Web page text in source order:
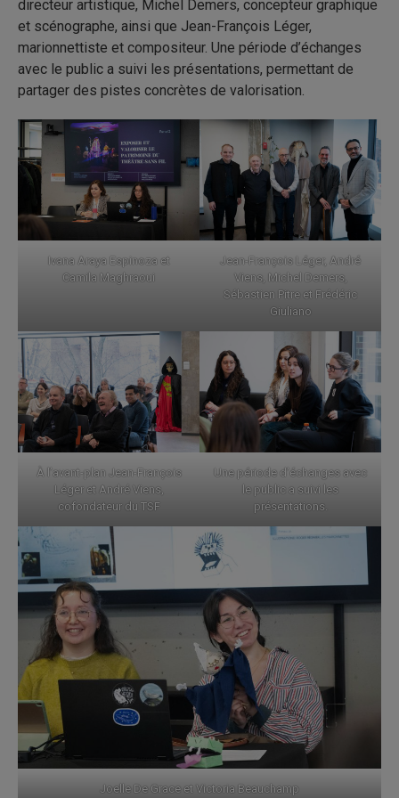
directeur artistique, Michel Demers, concepteur graphique
et scénographe, ainsi que Jean-François Léger,
marionnettiste et compositeur. Une période d’échanges
avec le public a suivi les présentations, permettant de
partager des pistes concrètes de valorisation.
Ivana Araya Espinoza et
Camila Maghraoui
Jean-François Léger, André
Viens, Michel Demers,
Sébastien Pitre et Frédéric
Giuliano
À l’avant-plan Jean-François
Léger et André Viens,
cofondateur du TSF
Une période d’échanges avec
le public a suivi les
présentations.
Joelle De Grace et Victoria Beauchamp